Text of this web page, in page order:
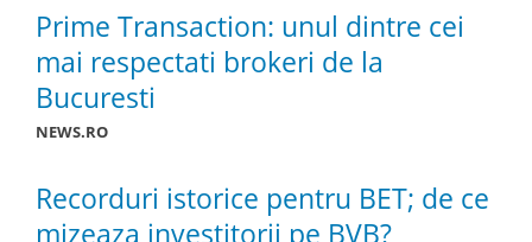
Prime Transaction: unul dintre cei
mai respectati brokeri de la
Bucuresti
NEWS.RO
Recorduri istorice pentru BET; de ce
mizeaza investitorii pe BVB?